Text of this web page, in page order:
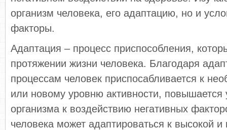
организм человека, его адаптацию, но и
факторы.
Адаптация – процесс приспособления,
протяжении жизни человека. Благодаря
процессам человек приспосабливается к
или новому уровню активности, повышается
организма к воздействию негативных
человека может адаптироваться к высокой и